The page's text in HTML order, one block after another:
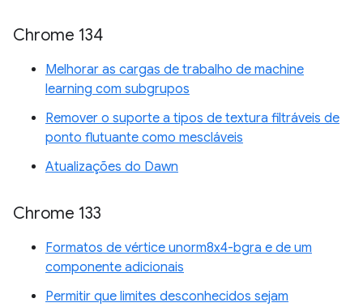
Chrome 134
Melhorar as cargas de trabalho de machine
learning com subgrupos
Remover o suporte a tipos de textura filtráveis de
ponto flutuante como mescláveis
Atualizações do Dawn
Chrome 133
Formatos de vértice unorm8x4-bgra e de um
componente adicionais
Permitir que limites desconhecidos sejam